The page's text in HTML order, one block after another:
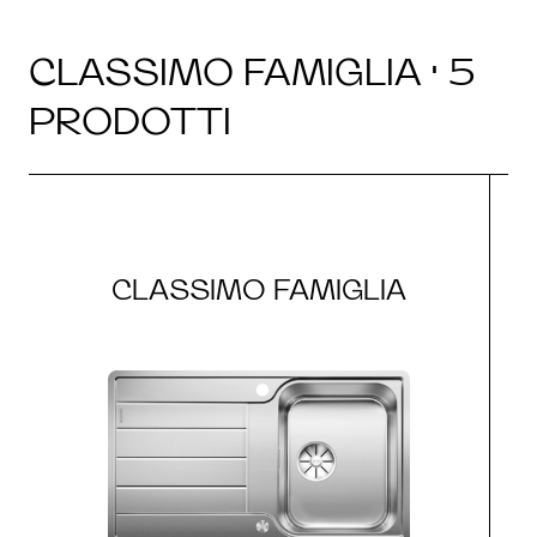
CLASSIMO FAMIGLIA · 5
PRODOTTI
CLASSIMO FAMIGLIA